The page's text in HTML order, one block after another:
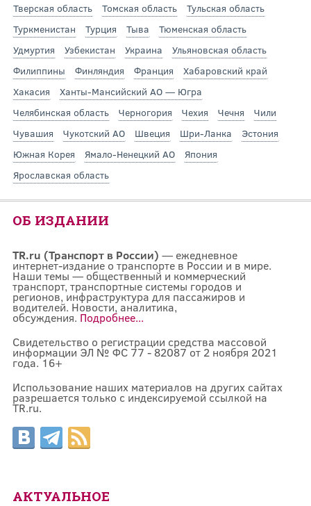
Тверская область
Томская область
Тульская область
Туркменистан
Турция Тыва
Тюменская область
Удмуртия
Узбекистан Украина
Ульяновская область
Филиппины
Финляндия Франция
Хабаровский край
Хакасия
Ханты-Мансийский АО — Югра
Челябинская область
Черногория Чехия Чечня
Чили
Чувашия
Чукотский АО Швеция Шри-Ланка
Эстония
Южная Корея
Ямало-Ненецкий АО
Япония
Ярославская область
ОБ ИЗДАНИИ
TR.ru (Транспорт в России) — ежедневное
интернет-издание о транспорте в России и в мире.
Наши темы — общественный и коммерческий
транспорт, транспортные системы городов и
регионов, инфраструктура для пассажиров и
водителей. Новости, аналитика,
обсуждения. Подробнее...
Свидетельство о регистрации средства массовой
информации ЭЛ № ФС 77 - 82087 от 2 ноября 2021
года. 16+
Использование наших материалов на других сайтах
разрешается только с индексируемой ссылкой на
TR.ru.
АКТУАЛЬНОЕ